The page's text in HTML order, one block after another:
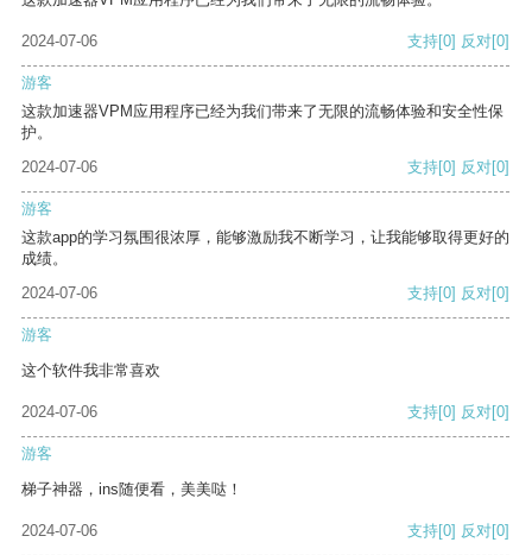
2024-07-06 支持[0] 反对[0]
游客
这款加速器VPM应用程序已经为我们带来了无限的流畅体验和安全性保
护。
2024-07-06
支持[0] 反对[0]
游客
这款app的学习氛围很浓厚，能够激励我不断学习，让我能够取得更好的
成绩。
2024-07-06
支持[0] 反对[0]
游客
这个软件我非常喜欢
2024-07-06 支持[0] 反对[0]
游客
梯子神器，ins随便看，美美哒！
2024-07-06 支持[0] 反对[0]